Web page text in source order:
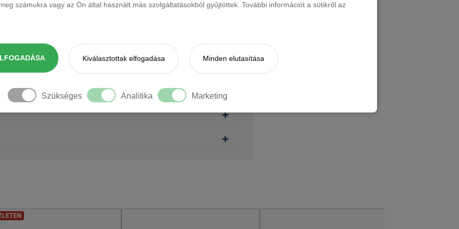
számukra vagy az Ön által használt más szolgáltatásokból gyűjtöttek. További információt a sütikről az
Kiválasztottak elfogadása Minden elutasítása
Szükséges Analitika Marketing